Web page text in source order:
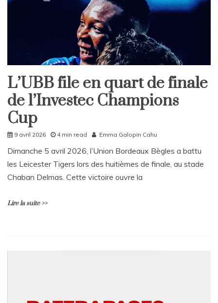
Home
Sport
L’UBB file en quart de finale
de l’Investec Champions
Cup
9 avril 2026 4 min read Emma Galopin Cahu
Dimanche 5 avril 2026, l’Union Bordeaux Bègles a battu
les Leicester Tigers lors des huitièmes de finale, au stade
Chaban Delmas. Cette victoire ouvre la
Lire la suite >>